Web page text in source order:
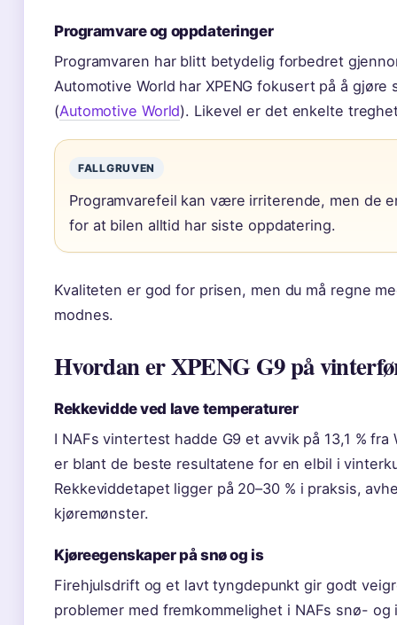
Programvare og oppdateringer
Programvaren har blitt betydelig forbedret
Automotive World har XPENG fokusert på å
(Automotive World). Likevel er det enkelte
FALLGRUVEN
Programvarefeil kan være irriterende, men de
for at bilen alltid har siste oppdatering.
Kvaliteten er god for prisen, men du må regne
modnes.
Hvordan er XPENG G9 på
Rekkevidde ved lave temperaturer
I NAFs vintertest hadde G9 et avvik på 13,1 % fra
er blant de beste resultatene for en elbil i
Rekkeviddetapet ligger på 20–30 % i praksis,
kjøremønster.
Kjøreegenskaper på snø og is
Firehjulsdrift og et lavt tyngdepunkt gir godt
problemer med fremkommelighet i NAFs snø- og